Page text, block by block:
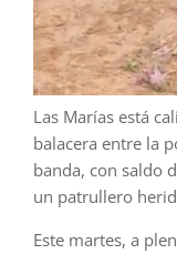
Las Marías está
balacera entre la
banda, con saldo
un patrullero
Este martes, a